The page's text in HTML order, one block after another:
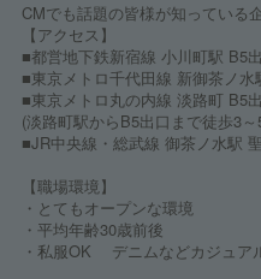
CMでも話題の皆様が知っている
【アクセス】
■都営地下鉄新宿線 小川町駅 B5
■東京メトロ千代田線 新御茶ノ
■東京メトロ丸の内線 淡路町 B5
(淡路町駅からB5出口まで徒歩3
■JR中央線・総武線 御茶ノ水駅
【職場環境】
・とてもオープンな環境
・平均年齢30歳前後
・私服OK デニムなどカジュア